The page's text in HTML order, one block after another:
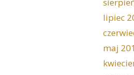
lipiec
maj